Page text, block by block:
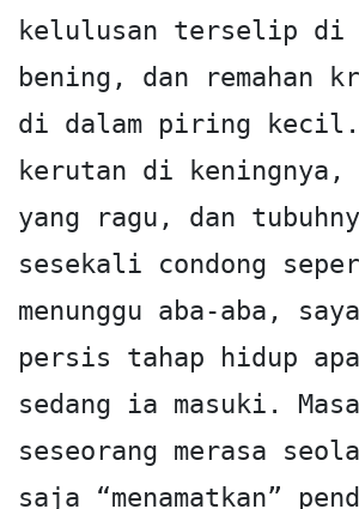
kelulusan terselip di
bening, dan remahan
di dalam piring
kerutan di keningnya,
yang ragu, dan
sesekali condong
menunggu aba-aba,
persis tahap hidup
sedang ia masuki.
seseorang merasa
saja “menamatkan”